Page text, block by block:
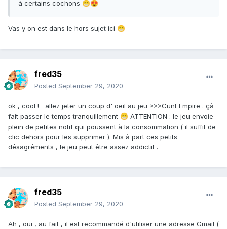
à certains cochons 😁😍
Vas y on est dans le hors sujet ici 😁
fred35
Posted September 29, 2020
ok , cool ! allez jeter un coup d' oeil au jeu >>>Cunt Empire . çà
fait passer le temps tranquillement 😁 ATTENTION : le jeu envoie
plein de petites notif qui poussent à la consommation ( il suffit de
clic dehors pour les supprimer ). Mis à part ces petits
désagréments , le jeu peut être assez addictif .
fred35
Posted September 29, 2020
Ah , oui , au fait , il est recommandé d'utiliser une adresse Gmail (